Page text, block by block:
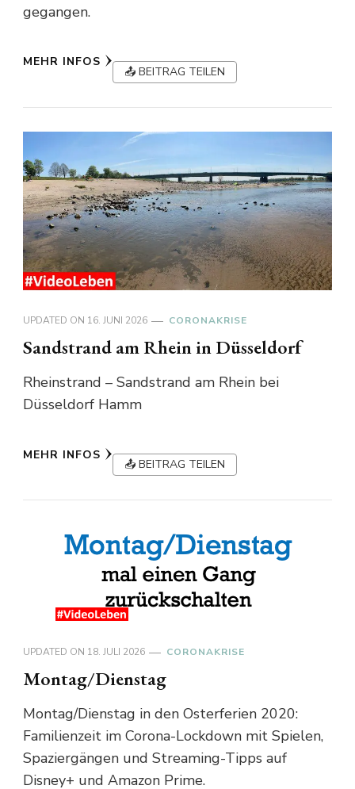
gegangen.
MEHR INFOS
📤 BEITRAG TEILEN
UPDATED ON 16. JUNI 2026 CORONAKRISE
Sandstrand am Rhein in Düsseldorf
Rheinstrand – Sandstrand am Rhein bei
Düsseldorf Hamm
MEHR INFOS
📤 BEITRAG TEILEN
UPDATED ON 18. JULI 2026 CORONAKRISE
Montag/Dienstag
Montag/Dienstag in den Osterferien 2020:
Familienzeit im Corona-Lockdown mit Spielen,
Spaziergängen und Streaming-Tipps auf
Disney+ und Amazon Prime.